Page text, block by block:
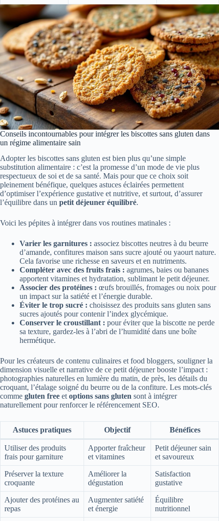
Conseils incontournables pour intégrer les biscottes sans gluten dans
un régime alimentaire sain
Adopter les biscottes sans gluten est bien plus qu’une simple
substitution alimentaire : c’est la promesse d’un mode de vie plus
respectueux de soi et de sa santé. Mais pour que ce choix soit
pleinement bénéfique, quelques astuces éclairées permettent
d’optimiser l’expérience gustative et nutritive, et surtout, d’assurer
l’équilibre dans un petit déjeuner équilibré.
Voici les pépites à intégrer dans vos routines matinales :
Varier les garnitures : associez biscottes neutres à du beurre
d’amande, confitures maison sans sucre ajouté ou yaourt nature.
Cela favorise une richesse en saveurs et en nutriments.
Compléter avec des fruits frais : agrumes, baies ou bananes
apportent vitamines et hydratation, sublimant le petit déjeuner.
Associer des protéines : œufs brouillés, fromages ou noix pour
un impact sur la satiété et l’énergie durable.
Éviter le trop sucré : choisissez des produits sans gluten sans
sucres ajoutés pour contenir l’index glycémique.
Conserver le croustillant : pour éviter que la biscotte ne perde
sa texture, gardez-les à l’abri de l’humidité dans une boîte
hermétique.
Pour les créateurs de contenu culinaires et food bloggers, souligner la
dimension visuelle et narrative de ce petit déjeuner booste l’impact :
photographies naturelles en lumière du matin, de près, les détails du
croquant, l’étalage soigné du beurre ou de la confiture. Les mots-clés
comme gluten free et options sans gluten sont à intégrer
naturellement pour renforcer le référencement SEO.
Astuces pratiques Objectif Bénéfices
Utiliser des produits
frais pour garniture
Apporter fraîcheur
et vitamines
Petit déjeuner sain
et savoureux
Préserver la texture
croquante
Améliorer la
dégustation
Satisfaction
gustative
Ajouter des protéines au
repas
Augmenter satiété
et énergie
Équilibre
nutritionnel